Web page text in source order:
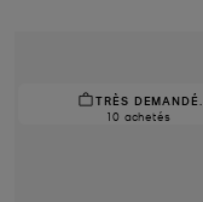
TRÈS DEMANDÉ.
10 achetés